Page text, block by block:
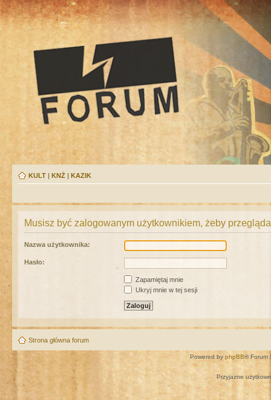
KULT | KNŻ | KAZIK
Musisz być zalogowanym użytkownikiem, żeby
Nazwa użytkownika:
Hasło:
Zapamiętaj mnie
Ukryj mnie w tej sesji
Strona główna forum
Powered by phpBB® Forum
Przyjazne